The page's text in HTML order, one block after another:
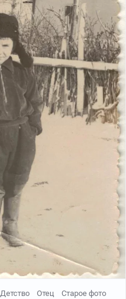
Детство Отец Старое фото